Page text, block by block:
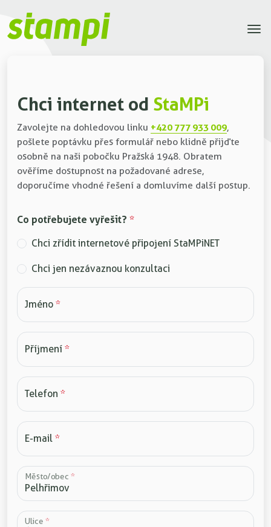
Chci internet od StaMPi
Zavolejte na dohledovou linku +420 777 933 009,
pošlete poptávku přes formulář nebo klidně přijďte
osobně na naši pobočku Pražská 1948. Obratem
ověříme dostupnost na požadované adrese,
doporučíme vhodné řešení a domluvíme další postup.
Co potřebujete vyřešit? *
Chci zřídit internetové připojení StaMPiNET
Chci jen nezávaznou konzultaci
Jméno *
Příjmení *
Telefon *
E-mail *
Město/obec *
Ulice*